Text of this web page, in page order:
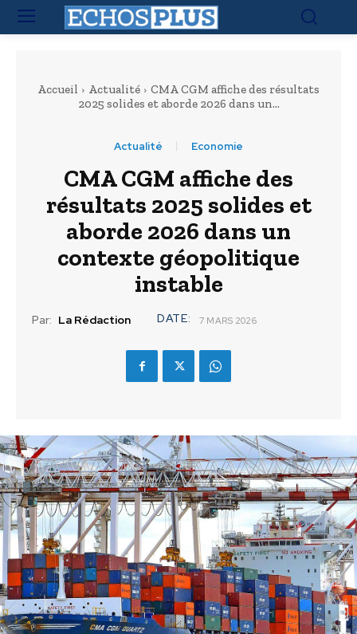
Accueil Actualité
CMA CGM affiche des résultats
2025 solides et aborde 2026 dans un...
Actualité Economie
CMA CGM affiche des
résultats 2025 solides et
aborde 2026 dans un
contexte géopolitique
instable
Par: La Rédaction DATE: 7 MARS 2026